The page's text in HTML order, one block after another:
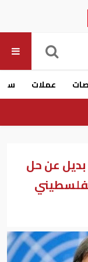
عملات
بديل عن حل